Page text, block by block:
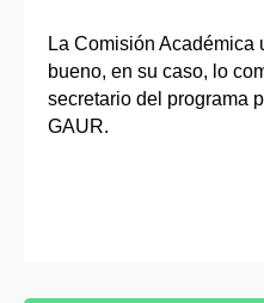
La Comisión Académica
bueno, en su caso, lo
secretario del programa
GAUR.